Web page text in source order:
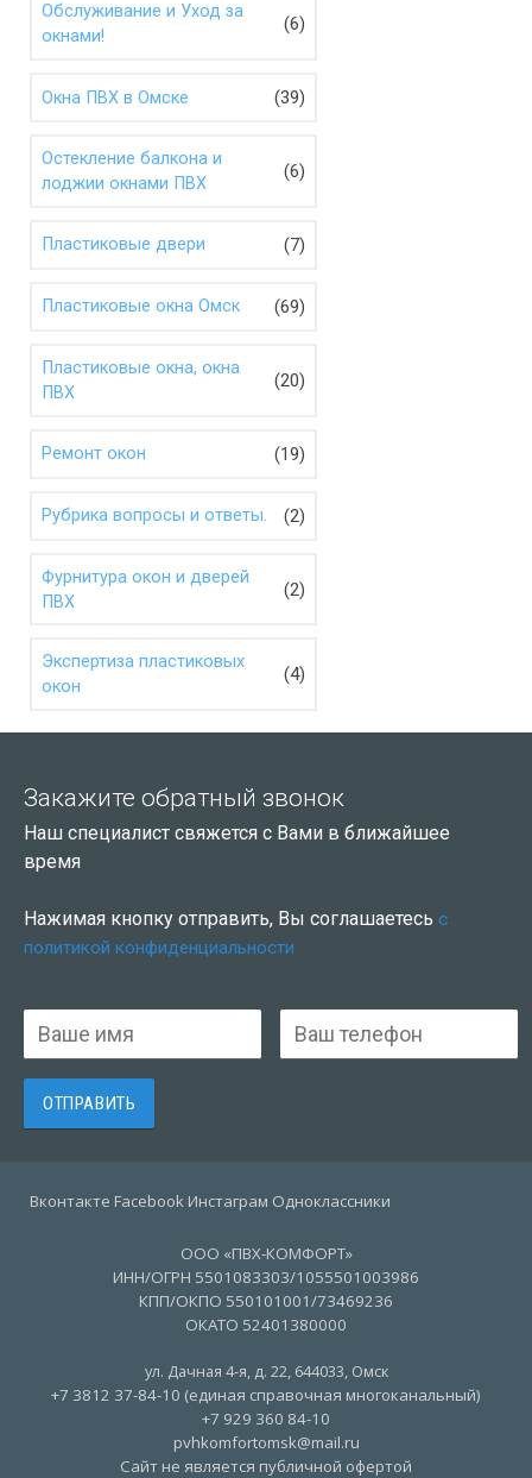
Обслуживание и Уход за
окнами!
(6)
Окна ПВХ в Омске (39)
Остекление балкона и
лоджии окнами ПВХ
(6)
Пластиковые двери (7)
Пластиковые окна Омск (69)
Пластиковые окна, окна
ПВХ
(20)
Ремонт окон (19)
Рубрика вопросы и ответы. (2)
Фурнитура окон и дверей
ПВХ
(2)
Экспертиза пластиковых
окон
(4)
Закажите обратный звонок
Наш специалист свяжется с Вами в ближайшее
время
Нажимая кнопку отправить, Вы соглашаетесь с
политикой конфиденциальности
Вконтакте Facebook Инстаграм Одноклассники
ООО «ПВХ-КОМФОРТ»
ИНН/ОГРН 5501083303/1055501003986
КПП/ОКПО 550101001/73469236
ОКАТО 52401380000
ул. Дачная 4-я, д. 22, 644033, Омск
+7 3812 37-84-10 (единая справочная многоканальный)
+7 929 360 84-10
pvhkomfortomsk@mail.ru
Сайт не является публичной офертой